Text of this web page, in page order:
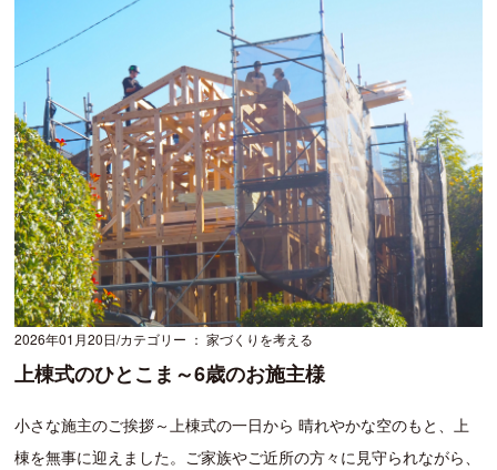
2026年01月20日カテゴリー ： 家づくりを考える
上棟式のひとこま～6歳のお施主様
小さな施主のご挨拶～上棟式の一日から 晴れやかな空のもと、上
棟を無事に迎えました。ご家族やご近所の方々に見守られながら、